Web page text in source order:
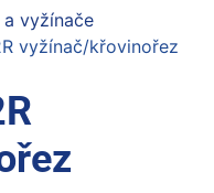
vyžínače
vyžínač/křovinořez